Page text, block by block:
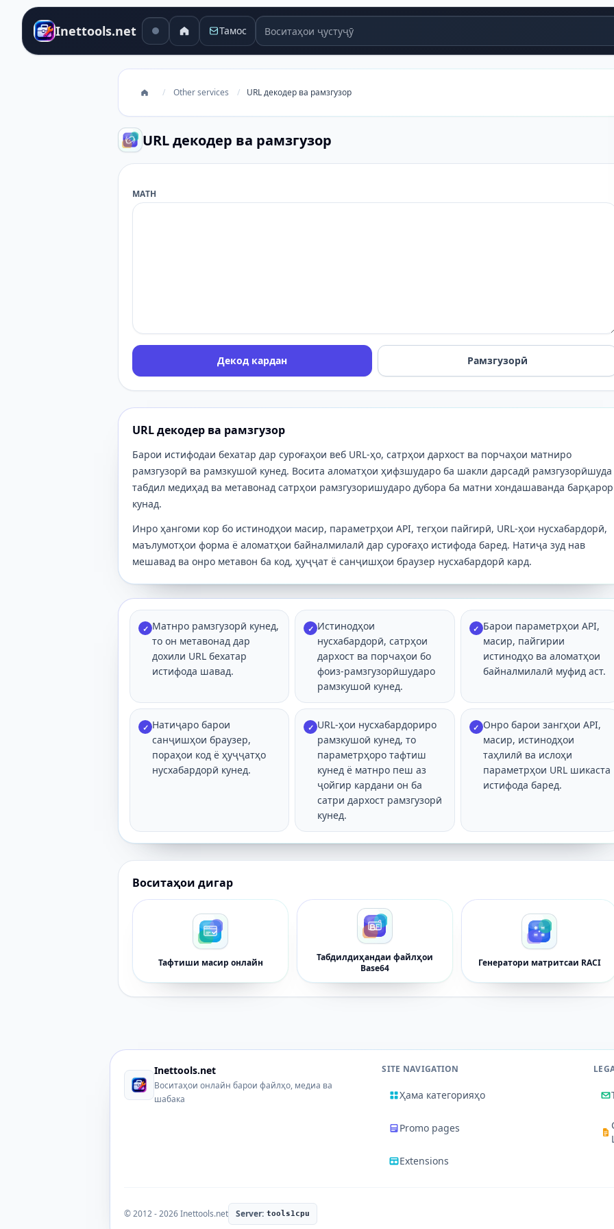
Inettools.net Тамос Воситаҳои ҷустуҷӯ
/ Other services / URL декодер ва рамзгузор
URL декодер ва рамзгузор
МАТН
Декод кардан Рамзгузорӣ
URL декодер ва рамзгузор
Барои истифодаи бехатар дар суроғаҳои веб URL-ҳо, сатрҳои дархост ва порчаҳои матниро
рамзгузорӣ ва рамзкушоӣ кунед. Восита аломатҳои ҳифзшударо ба шакли дарсадӣ рамзгузорӣшуда
табдил медиҳад ва метавонад сатрҳои рамзгузоришударо дубора ба матни хондашаванда барқарор
кунад.
Инро ҳангоми кор бо истинодҳои масир, параметрҳои API, тегҳои пайгирӣ, URL-ҳои нусхабардорӣ,
маълумотҳои форма ё аломатҳои байналмилалӣ дар суроғаҳо истифода баред. Натиҷа зуд нав
мешавад ва онро метавон ба код, ҳуҷҷат ё санҷишҳои браузер нусхабардорӣ кард.
✓ Матнро рамзгузорӣ кунед,
то он метавонад дар
дохили URL бехатар
истифода шавад.
✓ Истинодҳои
нусхабардорӣ, сатрҳои
дархост ва порчаҳои бо
фоиз-рамзгузорӣшударо
рамзкушоӣ кунед.
✓ Барои параметрҳои API,
масир, пайгирии
истинодҳо ва аломатҳои
байналмилалӣ муфид аст.
✓ Натиҷаро барои
санҷишҳои браузер,
пораҳои код ё ҳуҷҷатҳо
нусхабардорӣ кунед.
✓ URL-ҳои нусхабардориро
рамзкушоӣ кунед, то
параметрҳоро тафтиш
кунед ё матнро пеш аз
ҷойгир кардани он ба
сатри дархост рамзгузорӣ
кунед.
✓ Онро барои зангҳои API,
масир, истинодҳои
таҳлилӣ ва ислоҳи
параметрҳои URL шикаста
истифода баред.
Воситаҳои дигар
Тафтиши масир онлайн
Табдилдиҳандаи файлҳои
Base64
Генератори матритсаи RACI
Inettools.net
Воситаҳои онлайн барои файлҳо, медиа ва
шабака
SITE NAVIGATION
Ҳама категорияҳо
Promo pages
Extensions
© 2012 - 2026 Inettools.net Server: tools1cpu